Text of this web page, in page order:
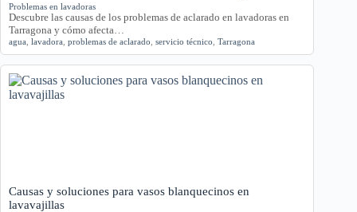
Problemas en lavadoras
Descubre las causas de los problemas de aclarado en lavadoras en
Tarragona y cómo afecta…
agua lavadora problemas de aclarado servicio técnico Tarragona
Causas y soluciones para vasos blanquecinos en
lavavajillas